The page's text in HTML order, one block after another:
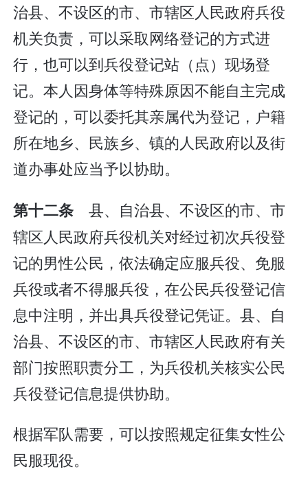
治县、不设区的市、市辖区人民政府兵役
机关负责，可以采取网络登记的方式进
行，也可以到兵役登记站（点）现场登
记。本人因身体等特殊原因不能自主完成
登记的，可以委托其亲属代为登记，户籍
所在地乡、民族乡、镇的人民政府以及街
道办事处应当予以协助。
第十二条 县、自治县、不设区的市、市
辖区人民政府兵役机关对经过初次兵役登
记的男性公民，依法确定应服兵役、免服
兵役或者不得服兵役，在公民兵役登记信
息中注明，并出具兵役登记凭证。县、自
治县、不设区的市、市辖区人民政府有关
部门按照职责分工，为兵役机关核实公民
兵役登记信息提供协助。
根据军队需要，可以按照规定征集女性公
民服现役。